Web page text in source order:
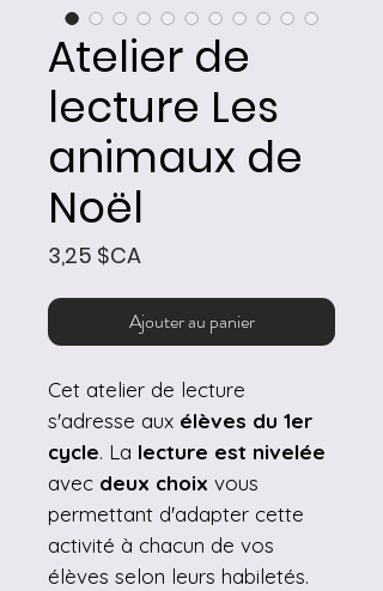
Atelier de
lecture Les
animaux de
Noël
3,25 $CAPrix
Ajouter au panier
Cet atelier de lecture
s'adresse aux élèves du 1er
cycle. La lecture est nivelée
avec deux choix vous
permettant d'adapter cette
activité à chacun de vos
élèves selon leurs habiletés.